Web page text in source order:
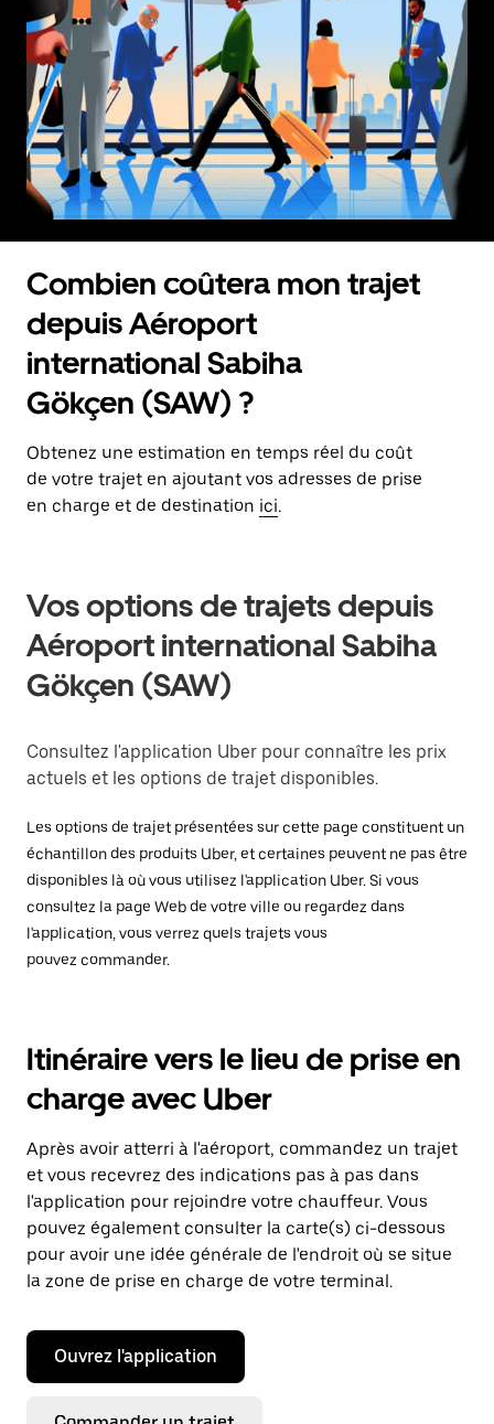
Combien coûtera mon trajet
depuis Aéroport
international Sabiha
Gökçen (SAW) ?
Obtenez une estimation en temps réel du coût
de votre trajet en ajoutant vos adresses de prise
en charge et de destination ici.
Vos options de trajets depuis
Aéroport international Sabiha
Gökçen (SAW)
Consultez l'application Uber pour connaître les prix
actuels et les options de trajet disponibles.
Les options de trajet présentées sur cette page constituent un
échantillon des produits Uber, et certaines peuvent ne pas être
disponibles là où vous utilisez l'application Uber. Si vous
consultez la page Web de votre ville ou regardez dans
l'application, vous verrez quels trajets vous
pouvez commander.
Itinéraire vers le lieu de prise en
charge avec Uber
Après avoir atterri à l'aéroport, commandez un trajet
et vous recevrez des indications pas à pas dans
l'application pour rejoindre votre chauffeur. Vous
pouvez également consulter la carte(s) ci-dessous
pour avoir une idée générale de l'endroit où se situe
la zone de prise en charge de votre terminal.
Ouvrez l'application